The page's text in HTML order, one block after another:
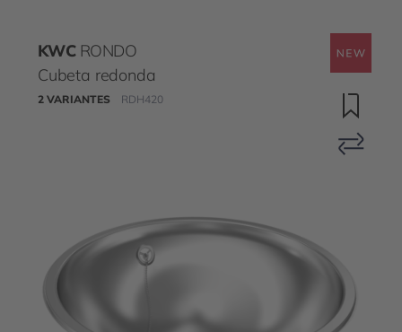
KWC RONDO
Cubeta redonda
2 VARIANTES RDH420